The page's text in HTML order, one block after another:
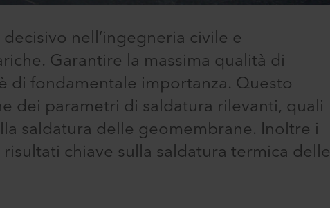
nell’ingegneria civile e
Garantire la massima qualità di
di fondamentale importanza. Questo
dei parametri di saldatura rilevanti, quali
saldatura delle geomembrane. Inoltre i
chiave sulla saldatura termica delle